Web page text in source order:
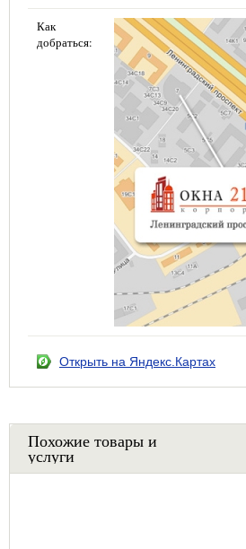
Как
добраться:
Открыть на Яндекс.Картах
Похожие товары и
услуги